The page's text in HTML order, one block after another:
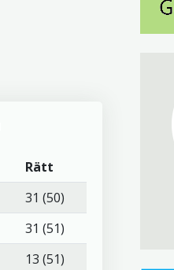
Rätt
31 (50)
31 (51)
13 (51)